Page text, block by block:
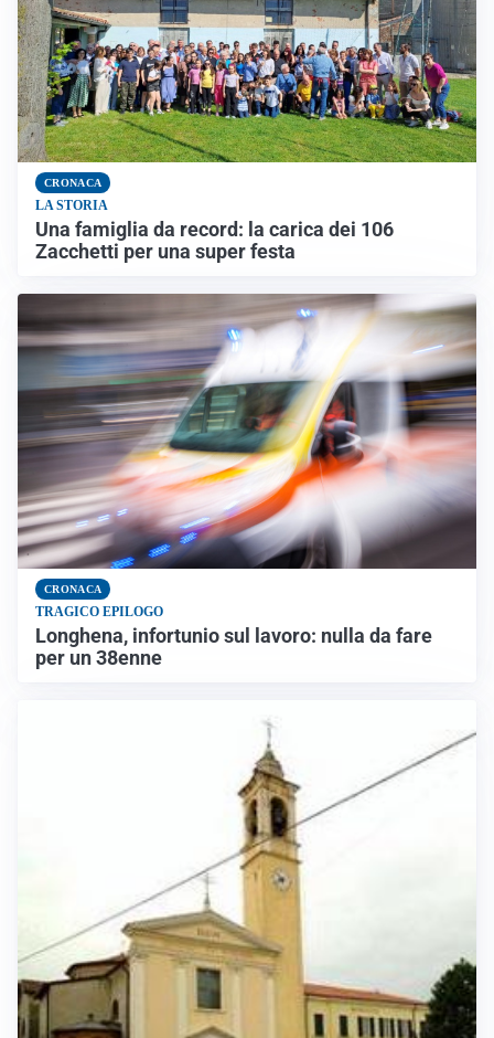
CRONACA
LA STORIA
Una famiglia da record: la carica dei 106
Zacchetti per una super festa
CRONACA
TRAGICO EPILOGO
Longhena, infortunio sul lavoro: nulla da fare
per un 38enne